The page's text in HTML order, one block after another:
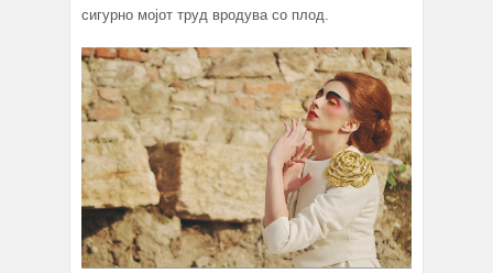
сигурно мојот труд вродува со плод.